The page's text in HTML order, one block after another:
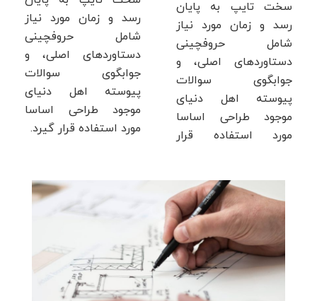
سخت تایپ به پایان
رسد و زمان مورد نیاز
شامل حروفچینی
دستاوردهای اصلی، و
جوابگوی سوالات
پیوسته اهل دنیای
موجود طراحی اساسا
مورد استفاده قرار
رسد و زمان مورد نیاز
شامل حروفچینی
دستاوردهای اصلی، و
جوابگوی سوالات
پیوسته اهل دنیای
موجود طراحی اساسا
مورد استفاده قرار گیرد.